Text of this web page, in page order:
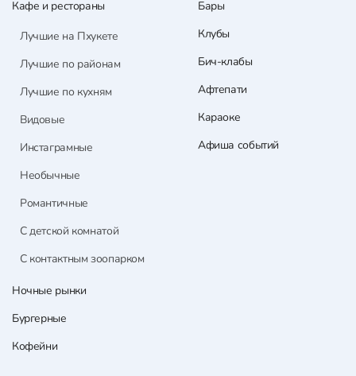
Кафе и рестораны
Лучшие на Пхукете
Лучшие по районам
Лучшие по кухням
Видовые
Инстаграмные
Необычные
Романтичные
С детской комнатой
С контактным зоопарком
Ночные рынки
Бургерные
Кофейни
Бары
Клубы
Бич-клабы
Афтепати
Караоке
Афиша событий